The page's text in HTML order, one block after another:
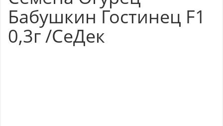
Бабушкин Гостинец F1
0,3г /СеДек